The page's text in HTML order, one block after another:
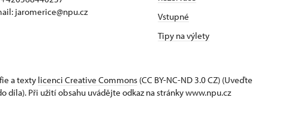
jaromerice@npu.cz
Vstupné
Tipy na výlety
a texty licenci Creative Commons (CC BY-NC-ND 3.0 CZ) (Uveďte
díla). Při užití obsahu uvádějte odkaz na stránky www.npu.cz